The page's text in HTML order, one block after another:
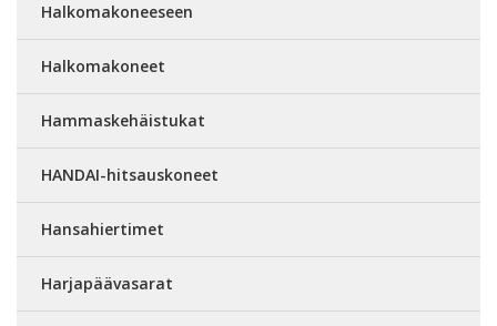
Halkomakoneeseen
Halkomakoneet
Hammaskehäistukat
HANDAI-hitsauskoneet
Hansahiertimet
Harjapäävasarat